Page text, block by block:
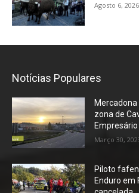
Agosto 6, 2026
Notícias Populares
zona de
Empresário
Março 30,
Piloto
Enduro em